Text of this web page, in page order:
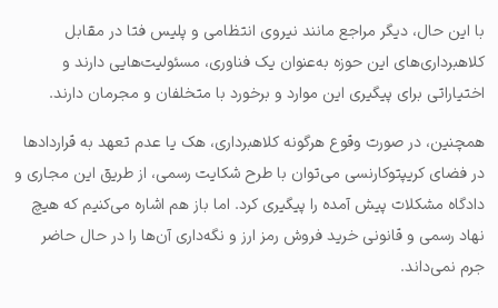
با این حال، دیگر مراجع مانند نیروی انتظامی و پلیس فتا در مقابل
کلاهبرداری‌های این حوزه به‌عنوان یک فناوری، مسئولیت‌هایی دارند و
اختیاراتی برای پیگیری این موارد و برخورد با متخلفان و مجرمان دارند.
همچنین، در صورت وقوع هر‌گونه کلاهبرداری، هک یا عدم تعهد به قراردادها
در فضای کریپتوکارنسی می‌توان با طرح شکایت رسمی، از طریق این مجاری و
دادگاه مشکلات پیش آمده را پیگیری کرد. اما باز هم اشاره می‌کنیم که هیچ
نهاد رسمی و قانونی خرید فروش رمز ارز و نگه‌داری آن‌‌ها را در حال حاضر
جرم نمی‌داند.